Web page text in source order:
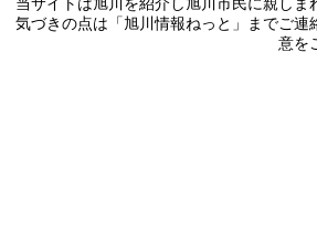
当サイトは旭川を紹介し旭川市民に親し
気づきの点は「旭川情報ねっと」までご
意を